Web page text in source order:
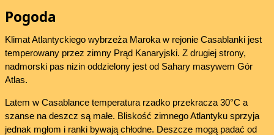
Pogoda
Klimat Atlantyckiego wybrzeża Maroka w rejonie Casablanki jest
temperowany przez zimny Prąd Kanaryjski. Z drugiej strony,
nadmorski pas nizin oddzielony jest od Sahary masywem Gór
Atlas.
Latem w Casablance temperatura rzadko przekracza 30°C a
szanse na deszcz są małe. Bliskość zimnego Atlantyku sprzyja
jednak mgłom i ranki bywają chłodne. Deszcze mogą padać od